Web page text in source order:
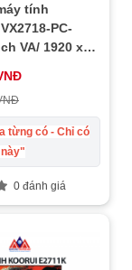
tính
PC-
VA/ 1920 x
bảo hành
từng có - Chỉ có
0 đánh giá